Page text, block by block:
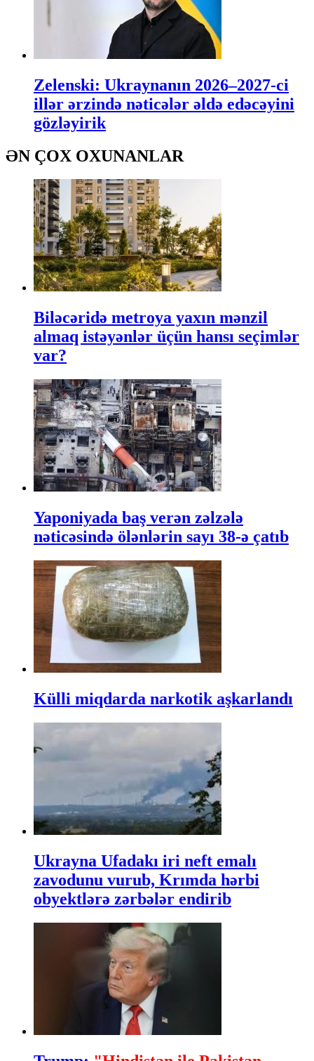
Zelenski: Ukraynanın 2026–2027-ci
illər ərzində nəticələr əldə edəcəyini
gözləyirik
ƏN ÇOX OXUNANLAR
Biləcəridə metroya yaxın mənzil
almaq istəyənlər üçün hansı seçimlər
var?
Yaponiyada baş verən zəlzələ
nəticəsində ölənlərin sayı 38-ə çatıb
Külli miqdarda narkotik aşkarlandı
Ukrayna Ufadakı iri neft emalı
zavodunu vurub, Krımda hərbi
obyektlərə zərbələr endirib